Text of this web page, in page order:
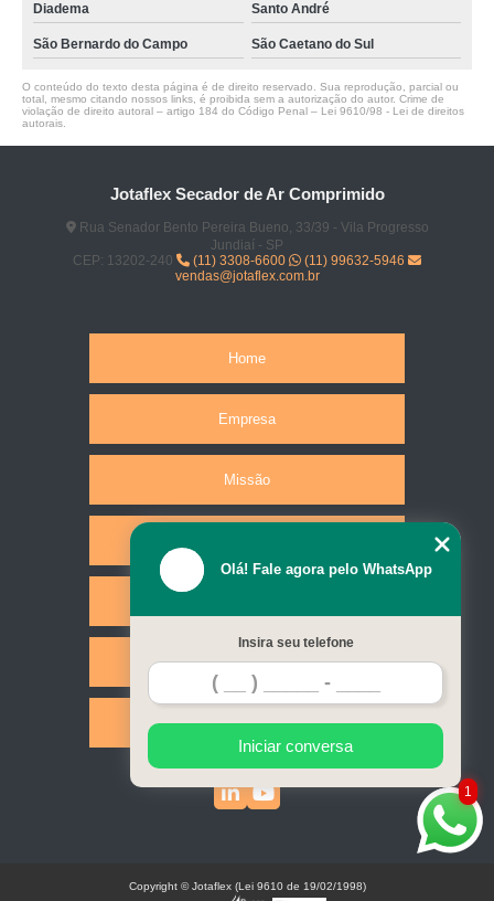
Diadema
Santo André
São Bernardo do Campo São Caetano do Sul
O conteúdo do texto desta página é de direito reservado. Sua reprodução, parcial ou
total, mesmo citando nossos links, é proibida sem a autorização do autor. Crime de
violação de direito autoral – artigo 184 do Código Penal – Lei 9610/98 - Lei de direitos
autorais
Jotaflex Secador de Ar Comprimido
Rua Senador Bento Pereira Bueno, 33/39 - Vila Progresso
Jundiaí - SP
CEP: 13202-240
(11) 3308-6600
(11) 99632-5946
vendas@jotaflex.com.br
Home
Empresa
Missão
Contato
Mapa do site
1
Olá! Fale agora pelo WhatsApp
Insira seu telefone
Iniciar conversa
Copyright © Jotaflex (Lei 9610 de 19/02/1998)